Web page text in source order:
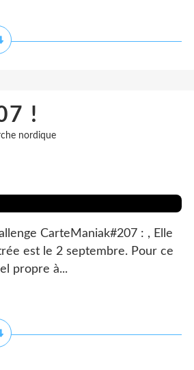
!
nordique
CarteManiak#207 : , Elle
est le 2 septembre. Pour ce
propre à...